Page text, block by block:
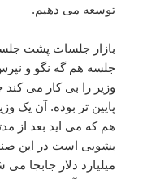
توسعه می دهیم.
بازار جلسات پشت
جلسه هم گه نگو و
وزیر را بی کار می کند
پایین تر بوده. آن یک
هم که می اید بعد از
بشویی است در این
میلیارد دلار جابجا می